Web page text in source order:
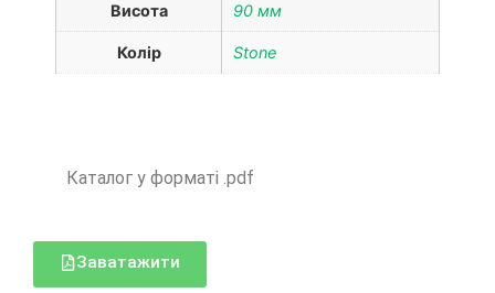
Висота 90 мм
Колір Stone
Каталог у форматі .pdf
Заватажити